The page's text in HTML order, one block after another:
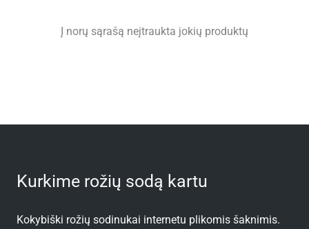
Į norų sąrašą neįtraukta jokių produktų
Kurkime rožių sodą kartu
Kokybiški rožių sodinukai internetu plikomis šaknimis.